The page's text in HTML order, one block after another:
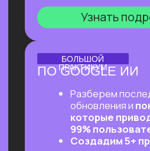
Узнать подробнее
ОНЛАЙН-ПРАКТИКУМ
ПЕРВЫЙ ПРАКТИКУМ
ПО ВАЙБКОДИНГУ
ВСЕХ, КТО «НЕ ТЕХНАРЬ»
Обещаем: за 2 часа переведем тебя
из точки «Это точно не для меня»
в точку «Я тоже могу вайб-кодить!»
Узнать подробнее